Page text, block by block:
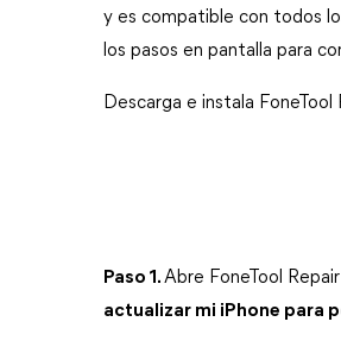
y es compatible con todos
los pasos en pantalla para
Descarga e instala
Paso 1.Abre FoneTool
actualizar mi iPhone para